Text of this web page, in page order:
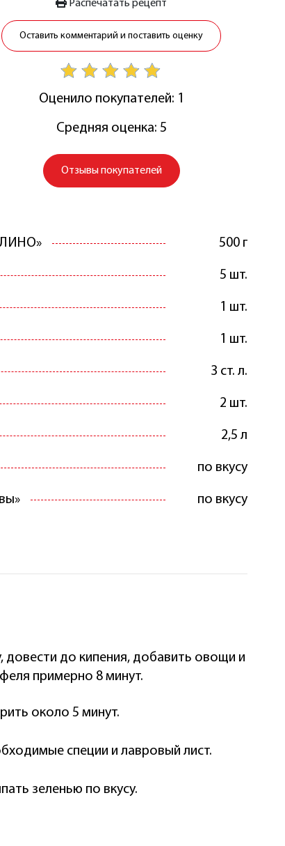
Распечатать рецепт
Оставить комментарий и поставить оценку
Оценило покупателей: 1
Средняя оценка: 5
Отзывы покупателей
500 г
5 шт.
1 шт.
1 шт.
3 ст. л.
2 шт.
2,5 л
по вкусу
по вкусу
довести до кипения, добавить овощи и
примерно 8 минут.
около 5 минут.
специи и лавровый лист.
зеленью по вкусу.